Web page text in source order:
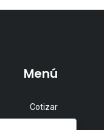
Menú
Cotizar